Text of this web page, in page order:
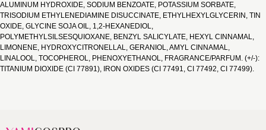
ALUMINUM HYDROXIDE, SODIUM BENZOATE, POTASSIUM SORBATE,
TRISODIUM ETHYLENEDIAMINE DISUCCINATE, ETHYLHEXYLGLYCERIN, TIN
OXIDE, GLYCINE SOJA OIL, 1,2-HEXANEDIOL,
POLYMETHYLSILSESQUIOXANE, BENZYL SALICYLATE, HEXYL CINNAMAL,
LIMONENE, HYDROXYCITRONELLAL, GERANIOL, AMYL CINNAMAL,
LINALOOL, TOCOPHEROL, PHENOXYETHANOL, FRAGRANCE/PARFUM. (+/-):
TITANIUM DIOXIDE (CI 77891), IRON OXIDES (CI 77491, CI 77492, CI 77499).